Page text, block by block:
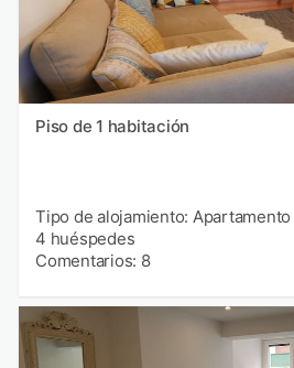
Piso de 1 habitación
Tipo de alojamiento: Apartamento
4 huéspedes
Comentarios: 8